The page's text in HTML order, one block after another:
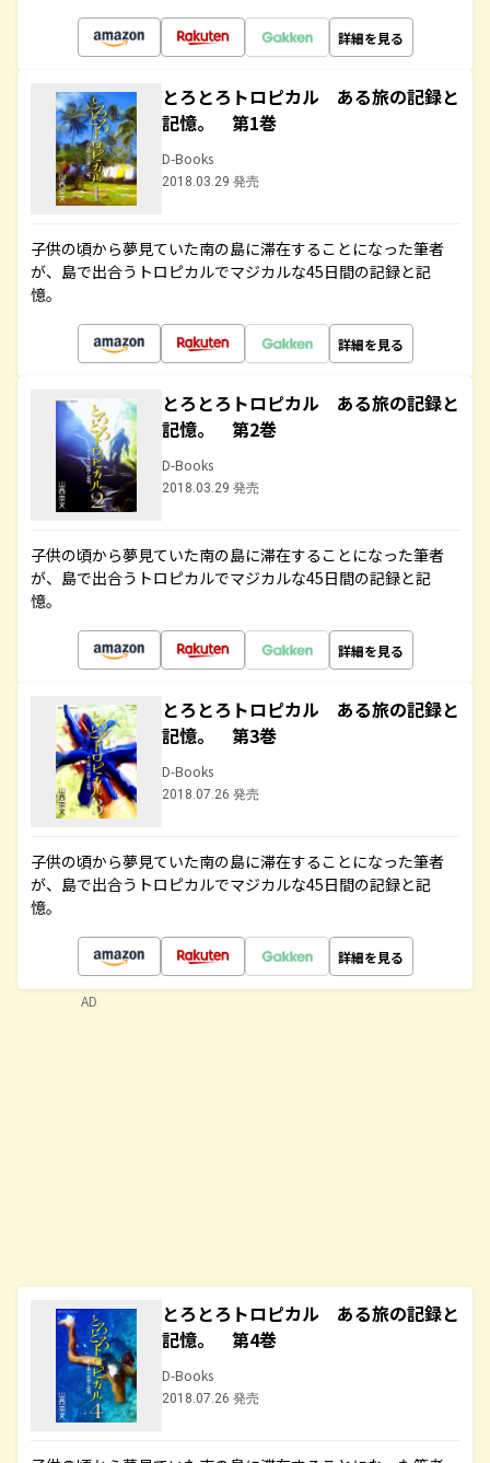
詳細を見る
とろとろトロピカル ある旅の記録と
記憶。 第1巻
D-Books
2018.03.29 発売
子供の頃から夢見ていた南の島に滞在することになった筆者
が、島で出合うトロピカルでマジカルな45日間の記録と記
憶。
詳細を見る
とろとろトロピカル ある旅の記録と
記憶。 第2巻
D-Books
2018.03.29 発売
子供の頃から夢見ていた南の島に滞在することになった筆者
が、島で出合うトロピカルでマジカルな45日間の記録と記
憶。
詳細を見る
とろとろトロピカル ある旅の記録と
記憶。 第3巻
D-Books
2018.07.26 発売
子供の頃から夢見ていた南の島に滞在することになった筆者
が、島で出合うトロピカルでマジカルな45日間の記録と記
憶。
詳細を見る
とろとろトロピカル ある旅の記録と
記憶。 第4巻
D-Books
2018.07.26 発売
AD